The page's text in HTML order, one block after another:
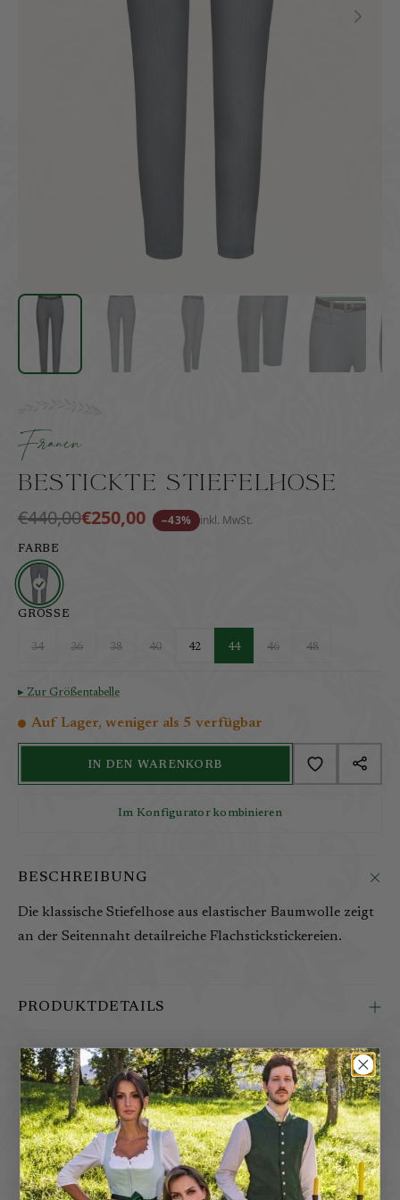
Frauen
Bestickte Stiefelhose
€440,00€250,00 −43% inkl. MwSt.
FARBE
GRÖSSE
34 36 38 40 42 44 46 48
▸ Zur Größentabelle
Auf Lager, weniger als 5 verfügbar
IN DEN WARENKORB
Im Konfigurator kombinieren
BESCHREIBUNG
Die klassische Stiefelhose aus elastischer Baumwolle zeigt
an der Seitennaht detailreiche Flachstickstickereien.
PRODUKTDETAILS
Dazu
PASSEND